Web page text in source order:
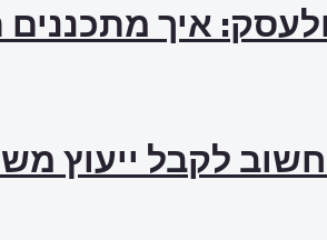
איך מתכננים
לקבל ייעוץ